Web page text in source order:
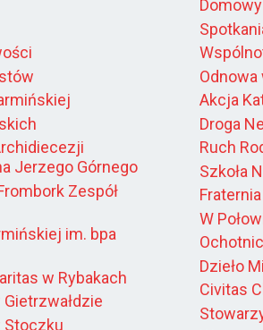
Jerzego Górnego
Zespół
im. bpa
w Rybakach
Stoczku
Akcja
Droga
Ruch
Szkoła
W
Dzieło
Civitas